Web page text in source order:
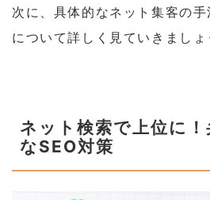
次に、具体的なネット集客の
について詳しく見ていきましょ
ネット検索で上位に
なSEO対策